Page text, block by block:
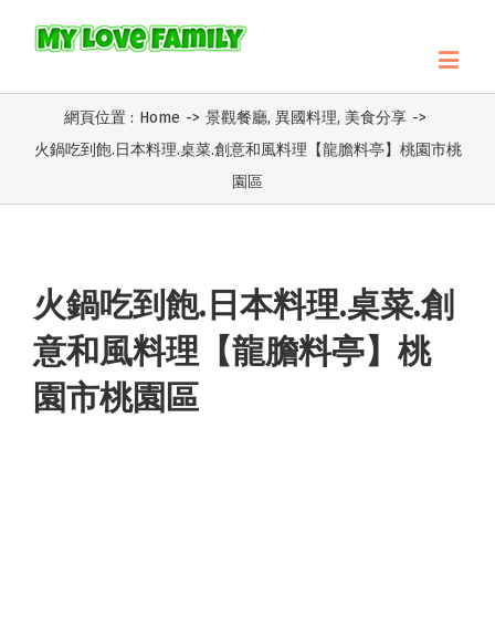
網頁位置 : Home -> 景觀餐廳, 異國料理, 美食分享 ->
火鍋吃到飽.日本料理.桌菜.創意和風料理【龍膽料亭】桃園市桃
園區
火鍋吃到飽.日本料理.桌菜.創
意和風料理【龍膽料亭】桃
園市桃園區